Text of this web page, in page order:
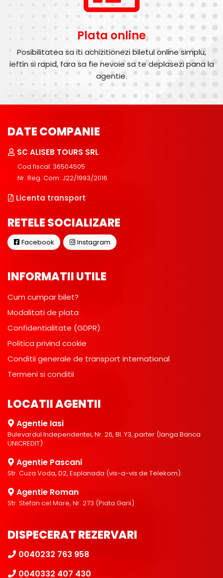
Plata online
Posibilitatea sa iti achizitionezi biletul online simplu,
ieftin si rapid, fara sa fie nevoie sa te deplasezi pana la
agentie.
DATE COMPANIE
SC ALISEB TOURS SRL
Cod fiscal: 36504505
Nr. Reg. Com: J22/1993/2016
Licenta transport
RETELE SOCIALIZARE
Facebook Instagram
INFORMATII UTILE
Cum cumpar bilet?
Modalitati de plata
Confidentialitate (GDPR)
Politica privind cookie
Conditii generale de transport international
Termeni si conditii
LOCATII AGENTII
Agentie Iasi
Bulevardul Independentei, Nr. 26, Bl. Y3, parter (langa Banca
UNICREDIT)
Agentie Pascani
Str. Cuza Voda, D2, Esplanada (vis-a-vis de Telekom)
Agentie Roman
Str. Stefan cel Mare, Nr. 273 (Piata Garii)
DISPECERAT REZERVARI
0040232 763 958
0040332 407 430